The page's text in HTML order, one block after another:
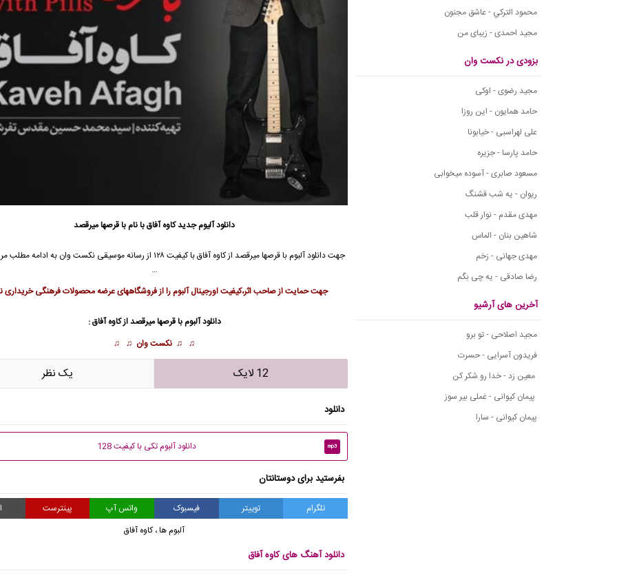
محمود التركي - عاشق مجنون
مجید احمدی - زیبای من
بزودی در نکست وان
مجید رضوی - اوکی
حامد همایون - این روزا
علی لهراسبی - خیابونا
حامد پارسا - جزیره
مسعود صابری - آسوده میخوابی
ریوان - یه شب قشنگ
مهدی مقدم - نوار قلب
شاهین بنان - الماس
مهدی جهانی - زخم
رضا صادقی - یه چی بگم
آخرین های آرشیو
مجید اصلاحی - تو برو
فریدون آسرایی - حسرت
معین زد - خدا رو شکر کن
پیمان کیوانی - غملی بیر سوز
پیمان کیوانی - سارا
دانلود آلیوم جدیدکاوه آفاقبا نام با قرصها میرقصد
جهتدانلود آلبومبا قرصها میرقصد ازکاوه آفاق
با کیفیت ۱۲۸ از رسانه موسیقی نکست وان به ادامه مطلب
…
جهت حمایت از صاحب اثر،کیفیت اورجینال آلبوم را از فروشگاههای عرضه محصولات فرهنگی خریداری
دانلود آلبوم با قرصها میرقصد از کاوه آفاق :
♫ ♫ نکست وان ♫ ♫
12 لایک يک نظر
دانلود
mp3 دانلود آلبوم تکی با کیفیت 128
بفرستید برای دوستانتان
تلگرام توییتر فیسبوک واتس آپ پینترست
آلبوم ها،کاوه آفاق
دانلود آهنگ های کاوه آفاق